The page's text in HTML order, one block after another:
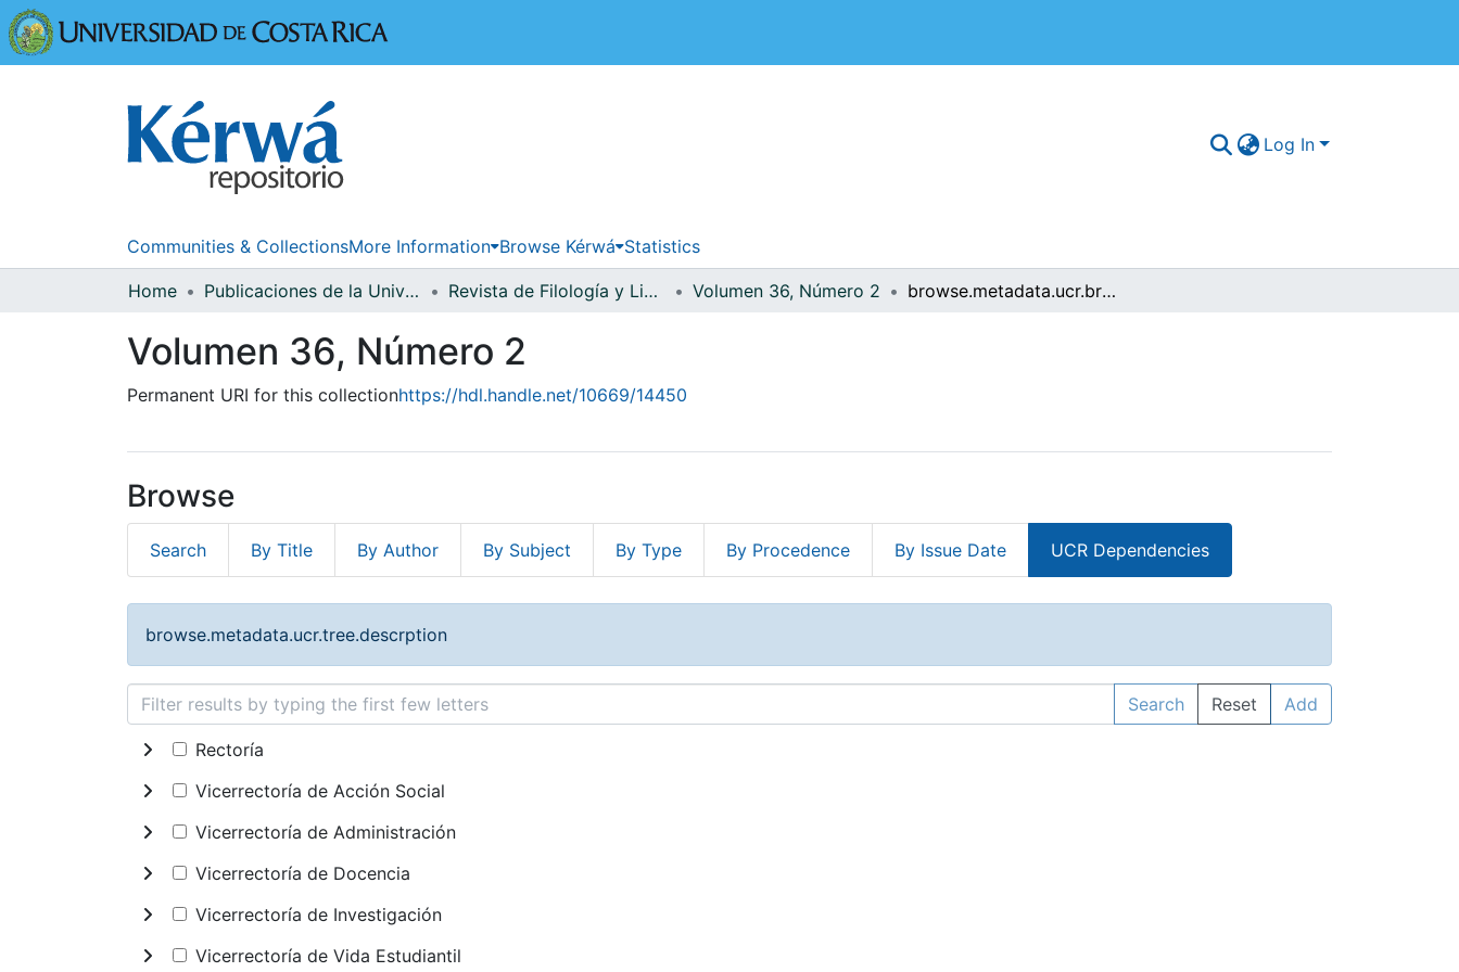
Log In
Communities & CollectionsMore Information Browse Kérwá Statistics
Home Publicaciones de la Universidad de Costa Rica Revista de Filología y Lingüística Volumen 36, Número 2 browse.metadata.ucr.breadcrumbs
Volumen 36, Número 2
Permanent URI for this collectionhttps://hdl.handle.net/10669/14450
Browse
Search By Title By Author By Subject By Type By Procedence By Issue Date UCR Dependencies
browse.metadata.ucr.tree.descrption
Search Reset Add
Rectoría
Vicerrectoría de Acción Social
Vicerrectoría de Administración
Vicerrectoría de Docencia
Vicerrectoría de Investigación
Vicerrectoría de Vida Estudiantil